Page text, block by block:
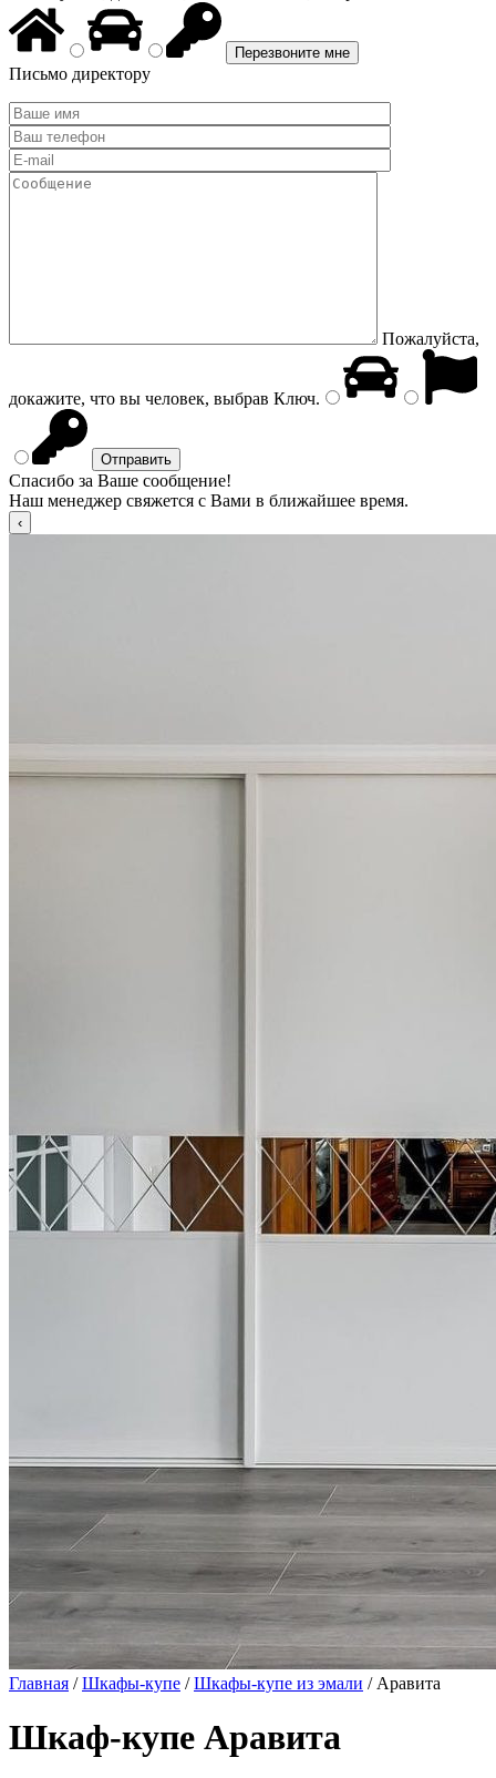
Письмо директору
Пожалуйста,
докажите, что вы человек, выбрав Ключ.
Спасибо за Ваше сообщение!
Наш менеджер свяжется с Вами в ближайшее время.
Главная /Шкафы-купе /Шкафы-купе из эмали / Аравита
Шкаф-купе Аравита